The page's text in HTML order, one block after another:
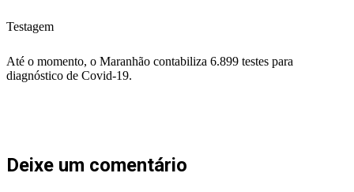
Testagem
Até o momento, o Maranhão contabiliza 6.899 testes para
diagnóstico de Covid-19.
Deixe um comentário